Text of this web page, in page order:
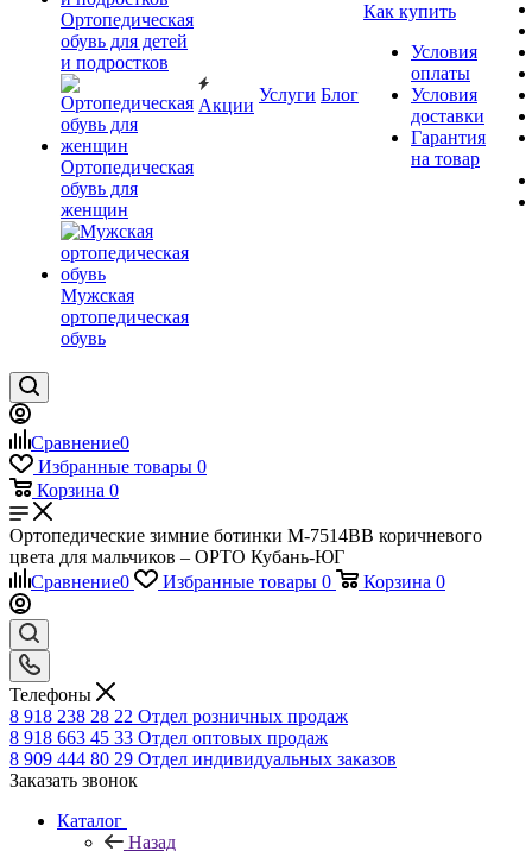
Ортопедическая
обувь для детей
и подростков
Ортопедическая
обувь для
женщин
Мужская
ортопедическая
обувь
Акции
Услуги Блог
Как купить
Условия
оплаты
Условия
доставки
Гарантия
на товар
Сравнение0
Избранные товары 0
Корзина 0
Ортопедические зимние ботинки М-7514ВВ коричневого
цвета для мальчиков – ОРТО Кубань-ЮГ
Сравнение0 Избранные товары 0 Корзина 0
Телефоны
8 918 238 28 22 Отдел розничных продаж
8 918 663 45 33 Отдел оптовых продаж
8 909 444 80 29 Отдел индивидуальных заказов
Заказать звонок
Каталог
Назад